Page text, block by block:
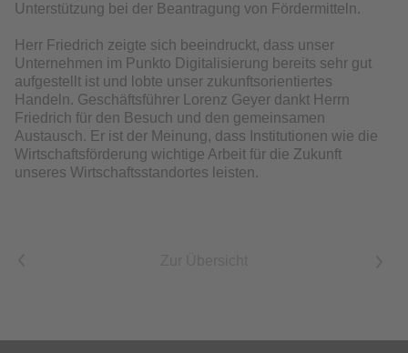
Unterstützung bei der Beantragung von Fördermitteln.
Herr Friedrich zeigte sich beeindruckt, dass unser
Unternehmen im Punkto Digitalisierung bereits sehr gut
aufgestellt ist und lobte unser zukunftsorientiertes
Handeln. Geschäftsführer Lorenz Geyer dankt Herrn
Friedrich für den Besuch und den gemeinsamen
Austausch. Er ist der Meinung, dass Institutionen wie die
Wirtschaftsförderung wichtige Arbeit für die Zukunft
unseres Wirtschaftsstandortes leisten.